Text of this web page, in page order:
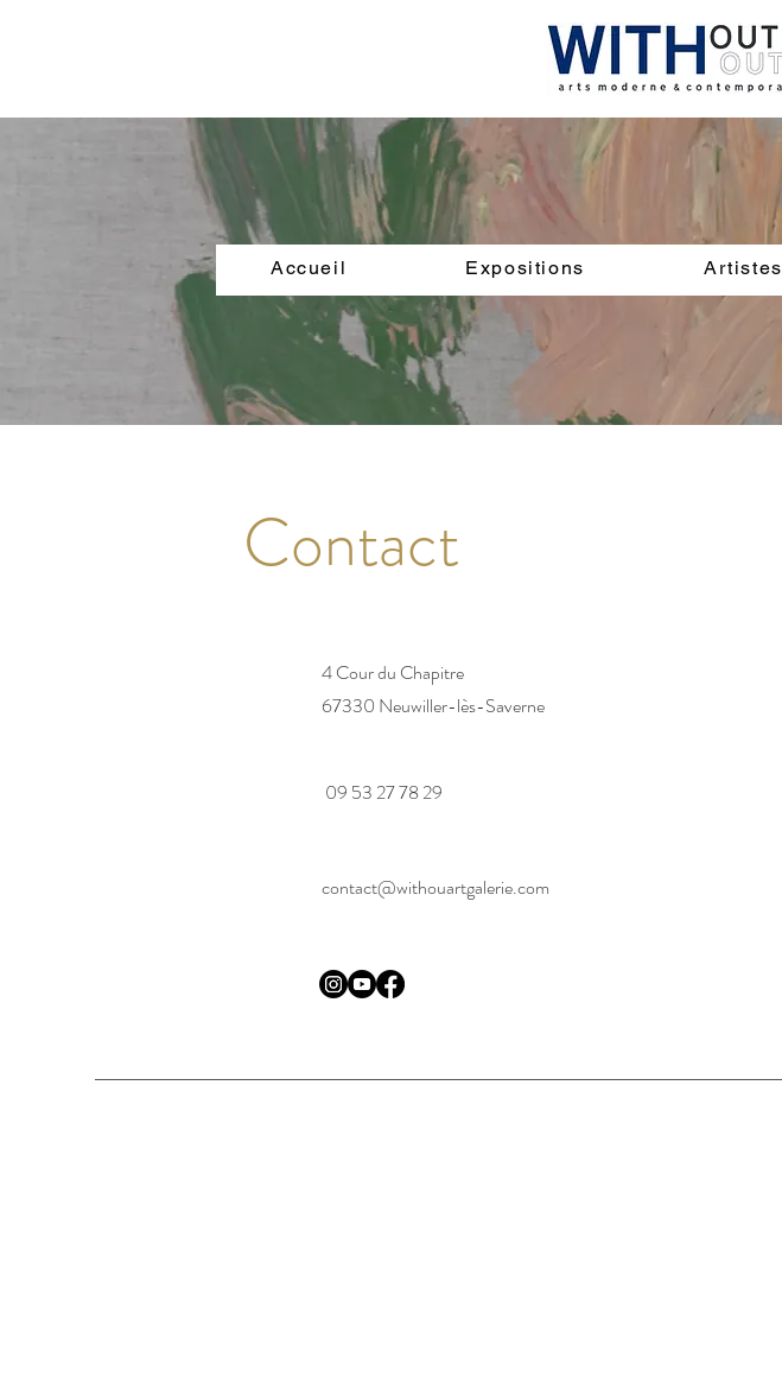
Accueil Expositions Artistes
Contact
4 Cour du Chapitre
67330 Neuwiller-lès-Saverne
09 53 27 78 29
contact@withouartgalerie.com